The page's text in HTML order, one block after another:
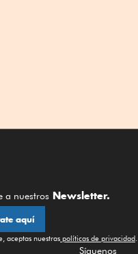
a nuestros Newsletter.
aquí
aceptas nuestras políticas de privacidad.
Síguenos